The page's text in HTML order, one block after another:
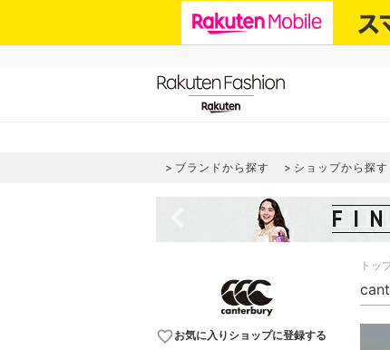
ブランドから探す ショップから探す
favorite_borderお気に入りショップに登録する
トッ